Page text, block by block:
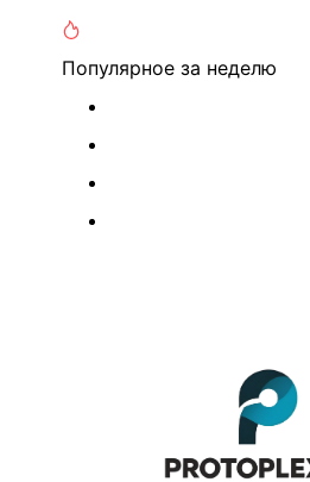
Популярное за неделю